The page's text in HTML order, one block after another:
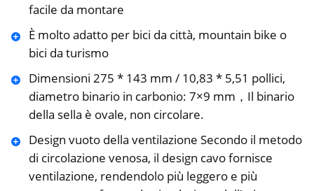
facile da montare
È molto adatto per bici da città, mountain bike o
bici da turismo
Dimensioni 275 * 143 mm / 10,83 * 5,51 pollici,
diametro binario in carbonio: 7×9 mm，Il binario
della sella è ovale, non circolare.
Design vuoto della ventilazione Secondo il metodo
di circolazione venosa, il design cavo fornisce
ventilazione, rendendolo più leggero e più